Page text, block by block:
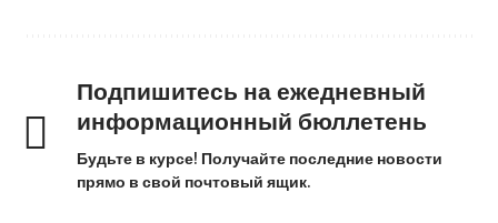
Подпишитесь на ежедневный
информационный бюллетень
Будьте в курсе! Получайте последние новости
прямо в свой почтовый ящик.